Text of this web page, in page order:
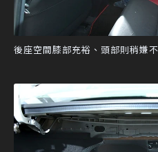
後座空間膝部充裕、頭部則稍嫌